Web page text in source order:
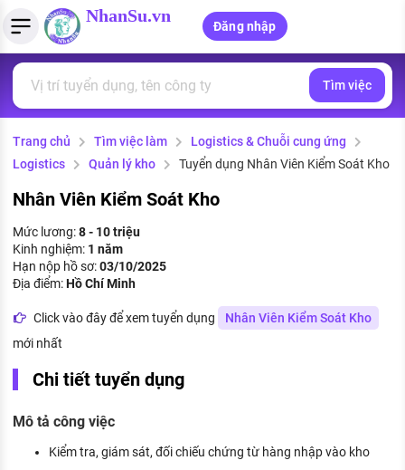
NhanSu.vn
Đăng nhập
Tìm việc làm
Việc làm ngành luật
Việc làm tốt nhất
CÔNG TY
Danh sách nhà tuyển dụng
Quản lý CV
Tải CV lên
MẪU CV THEO STYLE
Mẫu CV đơn giản
Mẫu CV hiện đại
Tính lương Gross - Net
Tính thuế thu nhập cá nhân
PHÁP LUẬT VIỆT NAM
Văn bản pháp luật
Chính sách mới
PHÁP LUẬT LAO ĐỘNG
Lao động và tiền lương
Bảo hiểm và phúc lợi
Thuế thu nhập
Hồ sơ biểu mẫu
Chính sách lao động
KHÁM PHÁ NGHỀ NGHIỆP
Tử vi nghề nghiệp
Tìm việc
Trang chủ Tìm việc làm
Logistics & Chuỗi cung ứng
Logistics
Quản lý kho Tuyển dụng Nhân Viên Kiểm Soát Kho
Nhân Viên Kiểm Soát Kho
Mức lương:8 - 10 triệu
Kinh nghiệm: 1 năm
Hạn nộp hồ sơ:03/10/2025
Địa điểm:Hồ Chí Minh
Click vào đây để xem tuyển dụng
Nhân Viên Kiểm Soát Kho
mới nhất
Chi tiết tuyển dụng
Mô tả công việc
Kiểm tra, giám sát, đối chiếu chứng từ hàng nhập vào kho